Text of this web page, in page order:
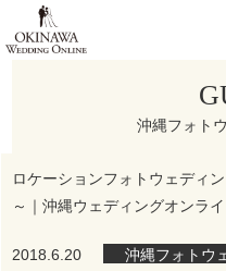
沖縄フォト
ロケーションフォトウェディ
～｜沖縄ウェディングオンラ
2018.6.20 沖縄フォトウ